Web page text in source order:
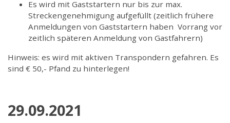
Es wird mit Gaststartern nur bis zur max.
Streckengenehmigung aufgefüllt (zeitlich frühere
Anmeldungen von Gaststartern haben Vorrang vor
zeitlich späteren Anmeldung von Gastfahrern)
Hinweis: es wird mit aktiven Transpondern gefahren. Es
sind € 50,- Pfand zu hinterlegen!
29.09.2021